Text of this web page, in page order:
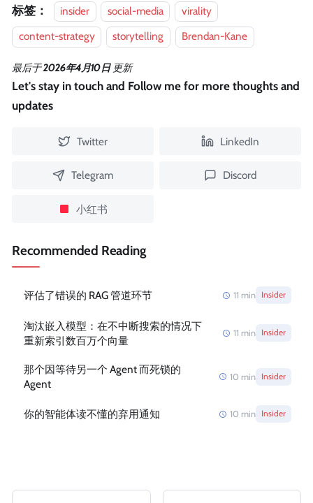
标签： insider social-media
virality
content-strategy
storytelling Brendan-Kane
最后于2026年4月10日 更新
Let's stay in touch and Follow me for more thoughts and
updates
Twitter LinkedIn
Telegram Discord
小红书
Recommended Reading
评估了错误的 RAG 管道环节 11 min Insider
淘汰嵌入模型：在不中断搜索的情况下
重新索引数百万个向量
11 min Insider
那个因等待另一个 Agent 而死锁的
Agent
10 min Insider
你的智能体读不懂的弃用通知 10 min Insider